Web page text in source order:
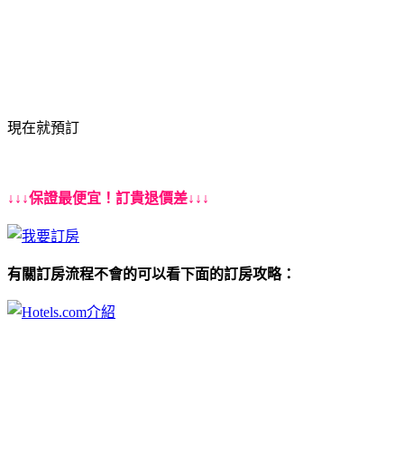
現在就預訂
↓↓↓保證最便宜！訂貴退價差↓↓↓
有關訂房流程不會的可以看下面的訂房攻略：